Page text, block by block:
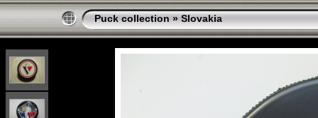
Puck collection » Slovakia